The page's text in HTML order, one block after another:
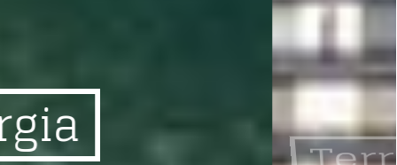
Territorio